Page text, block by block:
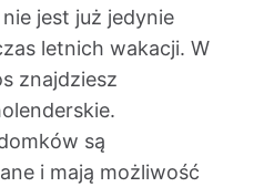
nie jest już jedynie
letnich wakacji. W
znajdziesz
są
i mają możliwość